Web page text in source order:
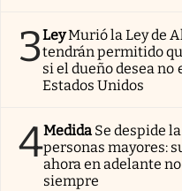
3LeyMurió la Ley de
tendrán permitido
si el dueño desea
Estados Unidos
4Medida Se despide
personas mayores:
ahora en adelante
siempre